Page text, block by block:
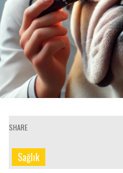
SHARE
Sağlık